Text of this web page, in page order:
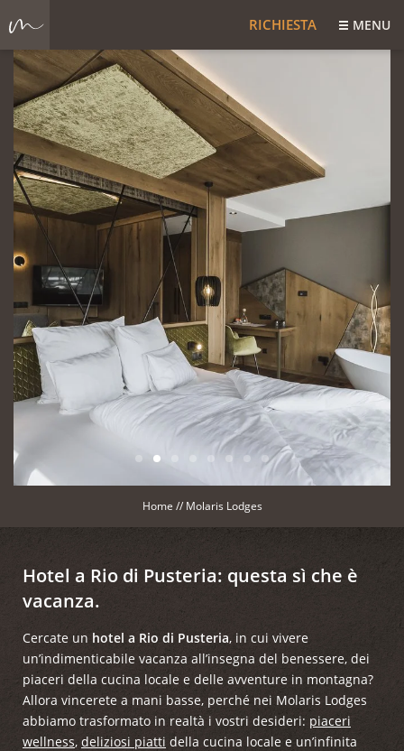
RICHIESTA MENU
Home // Molaris Lodges
Hotel a Rio di Pusteria: questa sì che è
vacanza.
Cercate un hotel a Rio di Pusteria, in cui vivere
un’indimenticabile vacanza all’insegna del benessere, dei
piaceri della cucina locale e delle avventure in montagna?
Allora vincerete a mani basse, perché nei Molaris Lodges
abbiamo trasformato in realtà i vostri desideri: piaceri
wellness, deliziosi piatti della cucina locale e un’infinita